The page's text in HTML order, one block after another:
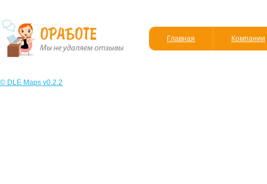
Главная Компании
© DLE Maps v0.2.2